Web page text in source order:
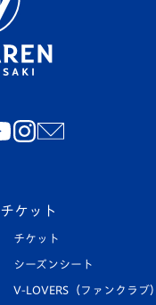
チケット
チケット
シーズンシート
V-LOVERS（ファンクラブ）